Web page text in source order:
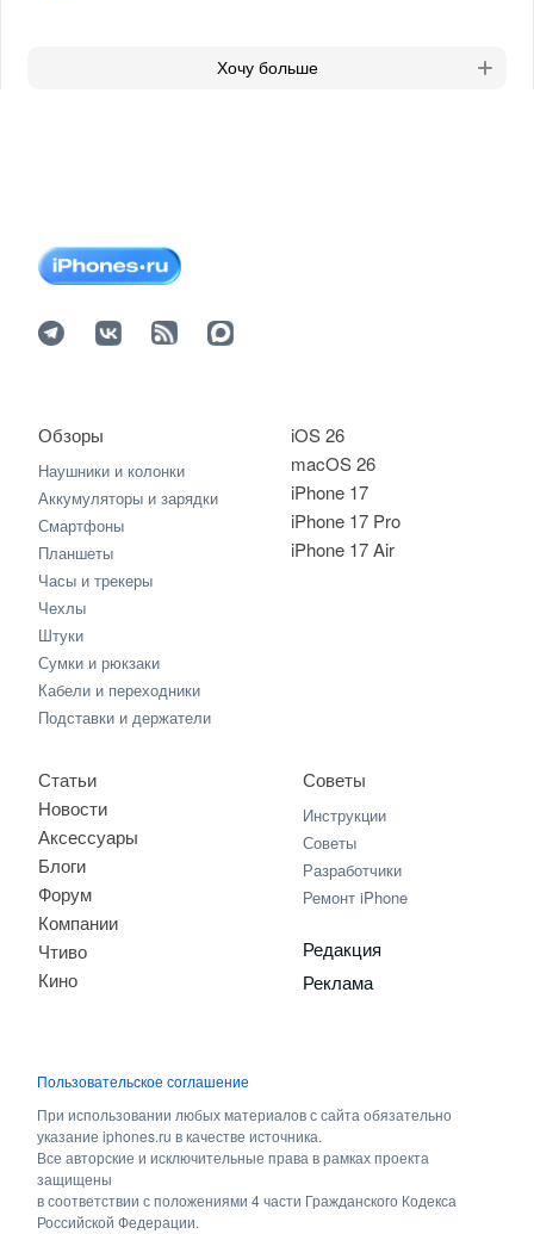
Хочу больше
iOS 26
macOS 26
iPhone 17
iPhone 17 Pro
iPhone 17 Air
Обзоры
Наушники и колонки
Аккумуляторы и зарядки
Смартфоны
Планшеты
Часы и трекеры
Чехлы
Штуки
Сумки и рюкзаки
Кабели и переходники
Подставки и держатели
Статьи
Новости
Аксессуары
Блоги
Форум
Компании
Чтиво
Кино
Советы
Инструкции
Советы
Разработчики
Ремонт iPhone
Редакция
Реклама
Пользовательское соглашение
При использовании любых материалов с сайта обязательно
указание iphones.ru в качестве источника.
Все авторские и исключительные права в рамках проекта
защищены
в соответствии с положениями 4 части Гражданского Кодекса
Российской Федерации.